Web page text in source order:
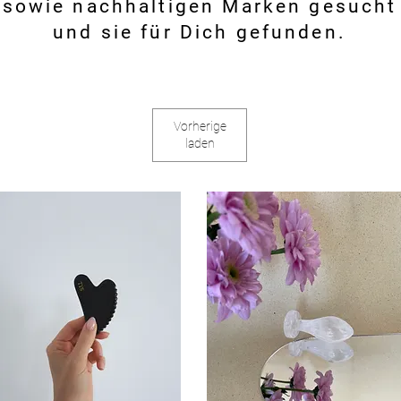
Vorherige
laden
sowie nachhaltigen Marken gesucht
und sie für Dich gefunden.